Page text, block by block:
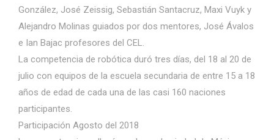
González, José Zeissig, Sebastián Santacruz, Maxi Vuyk y
Alejandro Molinas guiados por dos mentores, José Ávalos
e Ian Bajac profesores del CEL.
La competencia de robótica duró tres días, del 18 al 20 de
julio con equipos de la escuela secundaria de entre 15 a 18
años de edad de cada una de las casi 160 naciones
participantes.
Participación Agosto del 2018